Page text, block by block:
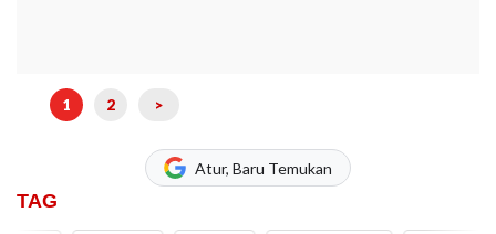
1 2 >
Atur, Baru Temukan
TAG